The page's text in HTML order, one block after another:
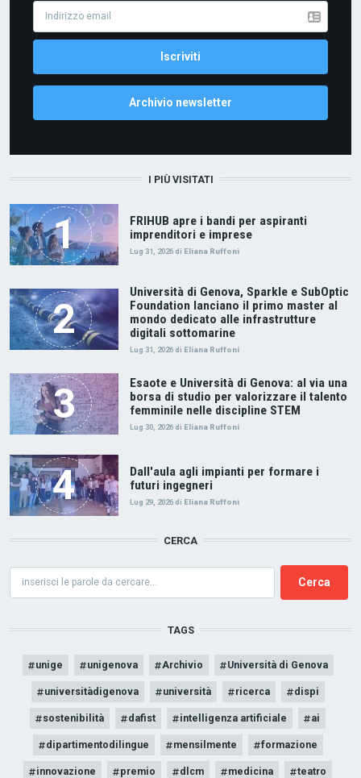
Archivio newsletter
I PIÙ VISITATI
FRIHUB apre i bandi per aspiranti
imprenditori e imprese
Lug 31, 2026 di Eliana Ruffoni
Università di Genova, Sparkle e SubOptic
Foundation lanciano il primo master al
mondo dedicato alle infrastrutture
digitali sottomarine
Lug 31, 2026 di Eliana Ruffoni
Esaote e Università di Genova: al via una
borsa di studio per valorizzare il talento
femminile nelle discipline STEM
Lug 30, 2026 di Eliana Ruffoni
Dall'aula agli impianti per formare i
futuri ingegneri
Lug 29, 2026 di Eliana Ruffoni
CERCA
TAGS
unige unigenova Archivio Università di Genova
universitàdigenova università ricerca dispi
sostenibilità dafist intelligenza artificiale ai
dipartimentodilingue mensilmente formazione
innovazione premio dlcm medicina teatro